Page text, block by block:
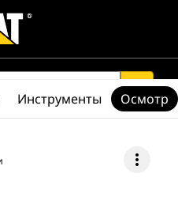
search
more_vert
Инструменты Осмотр